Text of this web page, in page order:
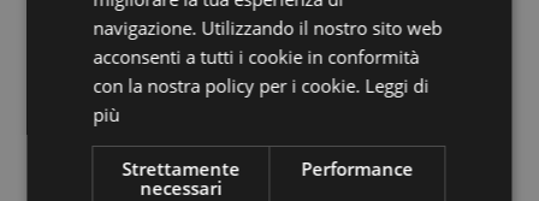
Wolkenstein. Potrete affrontare, con la tecnica del
nordic walking, ilpercorso ecologico dell’acqua
offre scorci panoramici sul laghetto di Fiè.
comprensorio sciistico dell’Alpe di Siusi, che offre
navigazione. Utilizzando il nostro sito web
acconsenti a tutti i cookie in conformità
con la nostra policy per i cookie. Leggi di
più
Strettamente
necessari
Performance